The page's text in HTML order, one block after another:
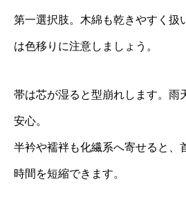
第一選択肢。木綿も乾きやすく扱
は色移りに注意しましょう。
帯は芯が湿ると型崩れします。雨
安心。
半衿や襦袢も化繊系へ寄せると、
時間を短縮できます。